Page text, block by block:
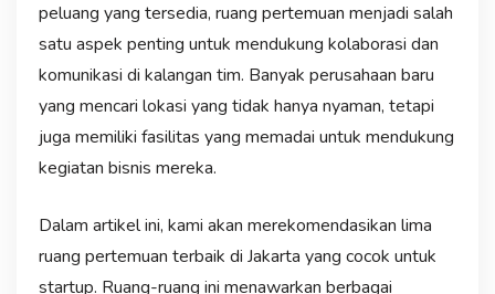
peluang yang tersedia, ruang pertemuan menjadi salah
satu aspek penting untuk mendukung kolaborasi dan
komunikasi di kalangan tim. Banyak perusahaan baru
yang mencari lokasi yang tidak hanya nyaman, tetapi
juga memiliki fasilitas yang memadai untuk mendukung
kegiatan bisnis mereka.
Dalam artikel ini, kami akan merekomendasikan lima
ruang pertemuan terbaik di Jakarta yang cocok untuk
startup. Ruang-ruang ini menawarkan berbagai